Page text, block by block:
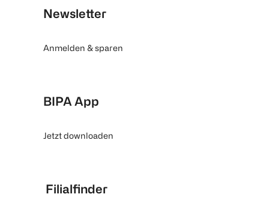
Newsletter
Anmelden & sparen
BIPA App
Jetzt downloaden
Filialfinder